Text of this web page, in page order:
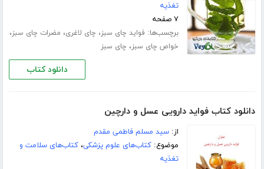
تغذیه
۷ صفحه
برچسب‌ها: فواید چای سبز، چای لاغری، مضرات چای سبز،
خواص چای سبز، چای سبز
دانلود کتاب
دانلود کتاب فواید دارویی عسل و دارچین
از:سید مسلم فاطمی مقدم
موضوع:کتاب‌های علوم پزشکی،کتاب‌های سلامت و
تغذیه